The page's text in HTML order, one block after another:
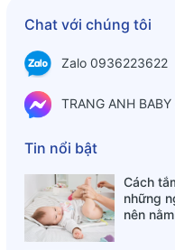
Chat với chúng tôi
Zalo 0936223622
TRANG ANH BABY
Tin nổi bật
Cách
những
nên